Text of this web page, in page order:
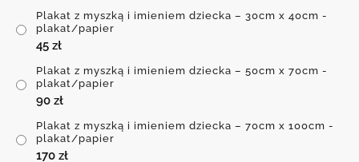
Plakat z myszką i imieniem dziecka – 30cm x 40cm -
plakat/papier
45 zł
Plakat z myszką i imieniem dziecka – 50cm x 70cm -
plakat/papier
90 zł
Plakat z myszką i imieniem dziecka – 70cm x 100cm -
plakat/papier
170 zł